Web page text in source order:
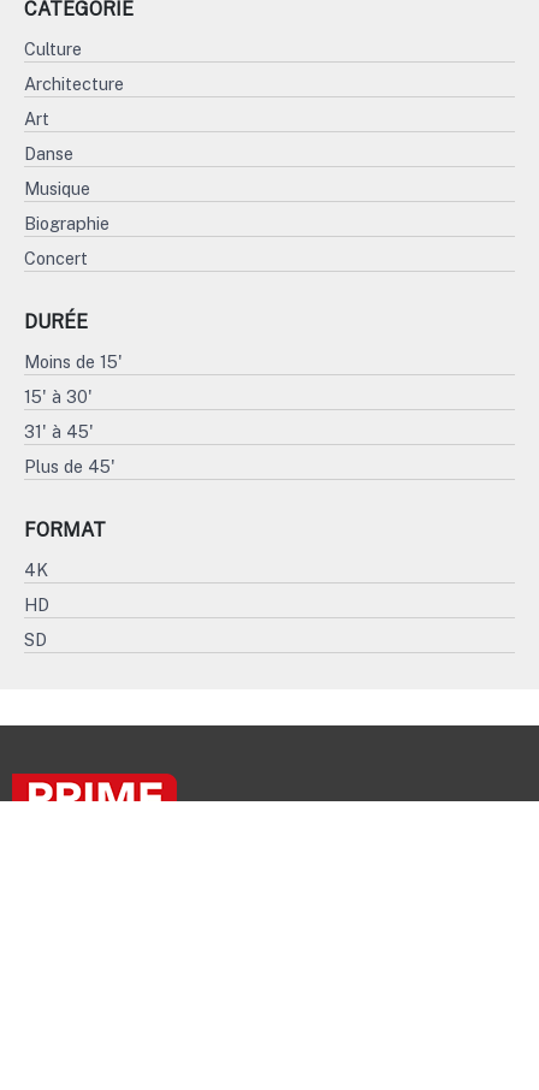
CATÉGORIE
Culture
Architecture
Art
Danse
Musique
Biographie
Concert
DURÉE
Moins de 15'
15' à 30'
31' à 45'
Plus de 45'
FORMAT
4K
HD
SD